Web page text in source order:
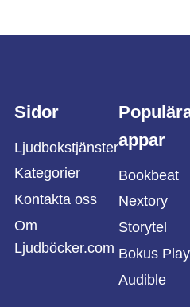
Sidor
Ljudbokstjänster
Kategorier
Kontakta oss
Om
Ljudböcker.com
appar
Bookbeat
Nextory
Storytel
Bokus Play
Audible